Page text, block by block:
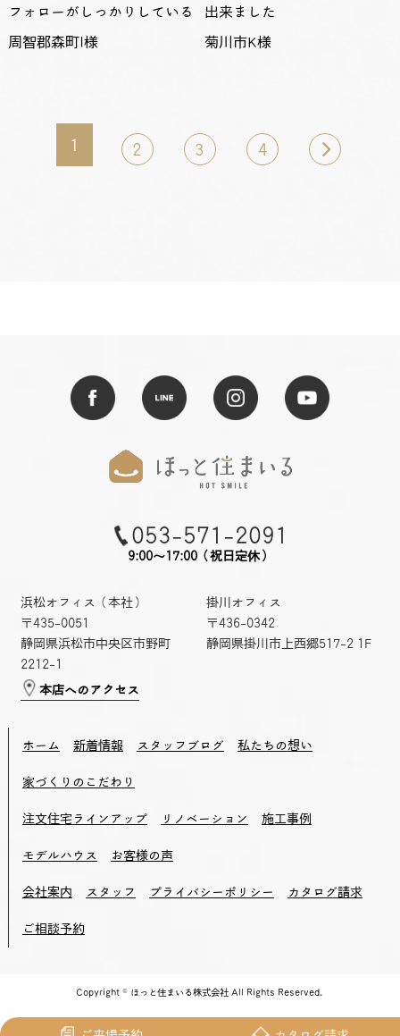
フォローがしっかりしている
周智郡森町I様
出来ました
菊川市K様
1 2 3 4
053-571-2091
9:00～17:00（祝日定休）
浜松オフィス（本社）
〒435-0051
静岡県浜松市中央区市野町
2212-1
本店へのアクセス
掛川オフィス
〒436-0342
静岡県掛川市上西郷517-2 1F
ホーム 新着情報 スタッフブログ 私たちの想い
家づくりのこだわり
注文住宅ラインアップ リノベーション 施工事例
モデルハウス お客様の声
会社案内 スタッフ プライバシーポリシー カタログ請求
ご相談予約
Copyright © ほっと住まいる株式会社 All Rights Reserved.